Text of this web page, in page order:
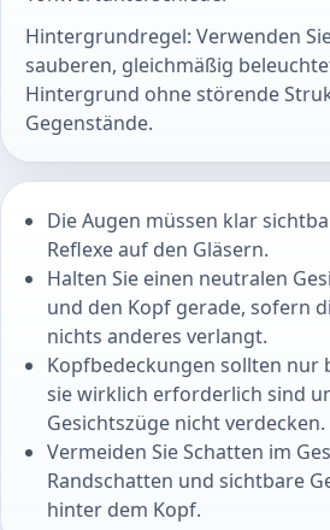
Hintergrundregel: Verwenden
sauberen, gleichmäßig
Hintergrund ohne störende
Gegenstände.
Die Augen müssen klar
Reflexe auf den Gläsern.
Halten Sie einen neutralen
und den Kopf gerade, sofern
nichts anderes verlangt.
Kopfbedeckungen sollten nur
sie wirklich erforderlich sind
Gesichtszüge nicht verdecken.
Vermeiden Sie Schatten im
Randschatten und sichtbare
hinter dem Kopf.